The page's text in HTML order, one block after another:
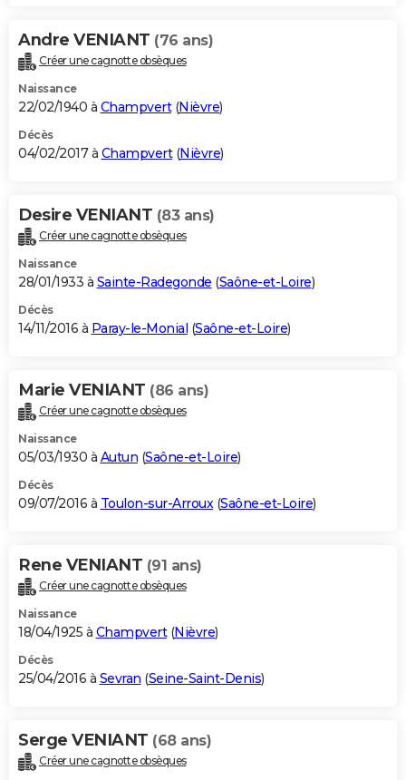
Andre VENIANT (76 ans)
Créer une cagnotte obsèques
Naissance
22/02/1940 à Champvert(Nièvre)
Décès
04/02/2017 à Champvert(Nièvre)
Desire VENIANT (83 ans)
Créer une cagnotte obsèques
Naissance
28/01/1933 à Sainte-Radegonde (Saône-et-Loire)
Décès
14/11/2016 à Paray-le-Monial (Saône-et-Loire)
Marie VENIANT (86 ans)
Créer une cagnotte obsèques
Naissance
05/03/1930 à Autun (Saône-et-Loire)
Décès
09/07/2016 à Toulon-sur-Arroux(Saône-et-Loire)
Rene VENIANT (91 ans)
Créer une cagnotte obsèques
Naissance
18/04/1925 à Champvert(Nièvre)
Décès
25/04/2016 à Sevran (Seine-Saint-Denis)
Serge VENIANT (68 ans)
Créer une cagnotte obsèques